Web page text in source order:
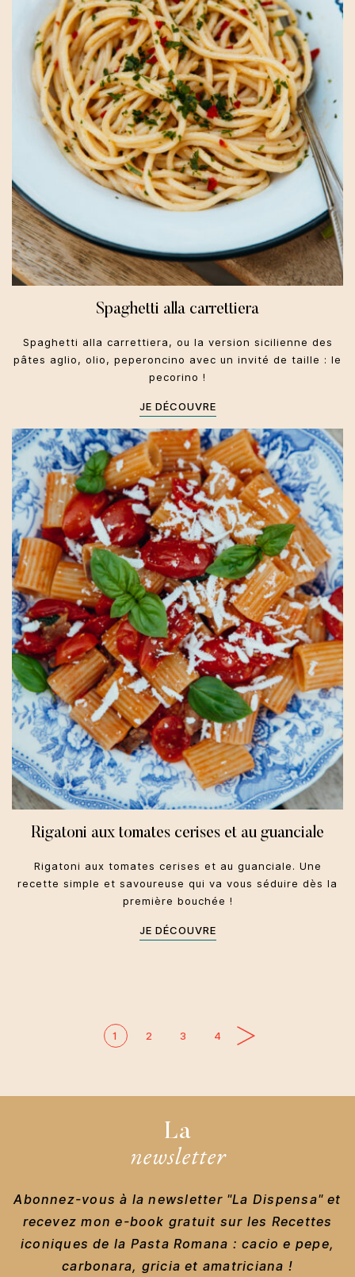
Toute l'année
Spaghetti alla carrettiera
Spaghetti alla carrettiera, ou la version sicilienne des
pâtes aglio, olio, peperoncino avec un invité de taille : le
pecorino !
JE DÉCOUVRE
Toscane
Primi
Été
Rigatoni aux tomates cerises et au guanciale
Rigatoni aux tomates cerises et au guanciale. Une
recette simple et savoureuse qui va vous séduire dès la
première bouchée !
JE DÉCOUVRE
1 2 3 4
La
newsletter
Abonnez-vous à la newsletter "La Dispensa" et
recevez mon e-book gratuit sur les Recettes
iconiques de la Pasta Romana : cacio e pepe,
carbonara, gricia et amatriciana !